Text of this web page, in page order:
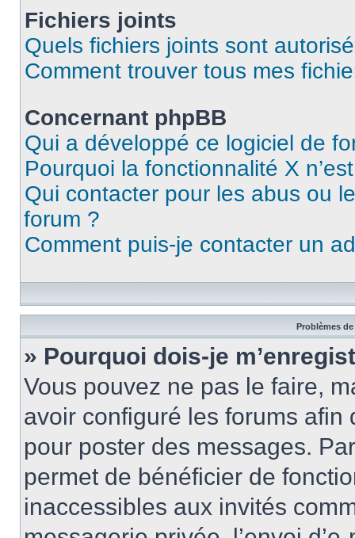
Fichiers joints
Quels fichiers joints sont
Comment trouver tous mes
Concernant phpBB
Qui a développé ce logiciel de
Pourquoi la fonctionnalité X
Qui contacter pour les abus ou
forum ?
Comment puis-je contacter un
Problèmes
» Pourquoi dois-je
Vous pouvez ne pas le faire,
avoir configuré les forums afin
pour poster des messages.
permet de bénéficier de
inaccessibles aux invités